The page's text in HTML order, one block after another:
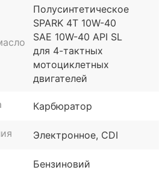
Він більше нагадує
скутер. Незвичайний
обтічник, трубчасті захисні
вигідно відрізняють апарат
моделей.
Полусинтетическое
SPARK 4T 10W-40
SAE 10W-40 API SL
для 4-тактных
мотоциклетных
двигателей
Карбюратор
Электронное, CDI
Бензиновий